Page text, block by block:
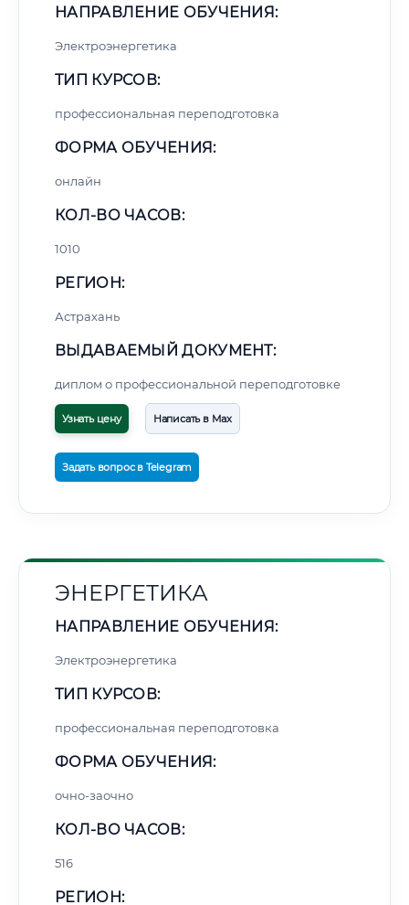
НАПРАВЛЕНИЕ ОБУЧЕНИЯ:
Электроэнергетика
ТИП КУРСОВ:
профессиональная переподготовка
ФОРМА ОБУЧЕНИЯ:
онлайн
КОЛ-ВО ЧАСОВ:
1010
РЕГИОН:
Астрахань
ВЫДАВАЕМЫЙ ДОКУМЕНТ:
диплом о профессиональной переподготовке
Узнать цену Написать в Max
Задать вопрос в Telegram
ЭНЕРГЕТИКА
НАПРАВЛЕНИЕ ОБУЧЕНИЯ:
Электроэнергетика
ТИП КУРСОВ:
профессиональная переподготовка
ФОРМА ОБУЧЕНИЯ:
очно-заочно
КОЛ-ВО ЧАСОВ:
516
РЕГИОН: